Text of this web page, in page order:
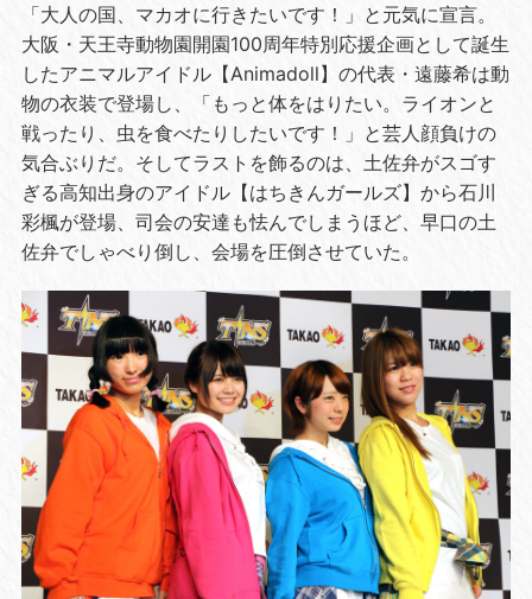
「大人の国、マカオに行きたいです！」と元気に宣言。
大阪・天王寺動物園開園100周年特別応援企画として誕生
したアニマルアイドル【Animadoll】の代表・遠藤希は動
物の衣装で登場し、「もっと体をはりたい。ライオンと
戦ったり、虫を食べたりしたいです！」と芸人顔負けの
気合ぶりだ。そしてラストを飾るのは、土佐弁がスゴす
ぎる高知出身のアイドル【はちきんガールズ】から石川
彩楓が登場、司会の安達も怯んでしまうほど、早口の土
佐弁でしゃべり倒し、会場を圧倒させていた。